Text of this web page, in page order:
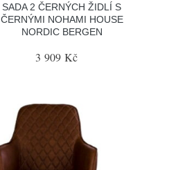
SADA 2 ČERNÝCH ŽIDLÍ S
ČERNÝMI NOHAMI HOUSE
NORDIC BERGEN
3 909 Kč